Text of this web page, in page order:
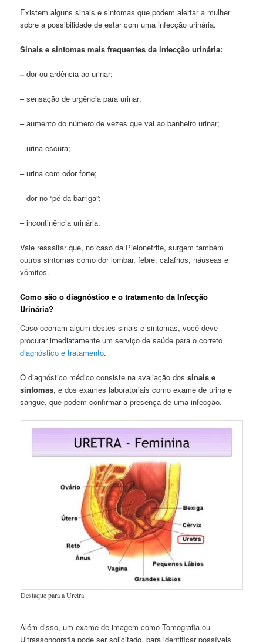
Existem alguns sinais e sintomas que podem alertar a mulher
sobre a possibilidade de estar com uma infecção urinária.
Sinais e sintomas mais frequentes da infecção urinária:
–dor ou ardência ao urinar;
– sensação de urgência para urinar;
– aumento do número de vezes que vai ao banheiro urinar;
– urina escura;
– urina com odor forte;
– dor no “pé da barriga”;
– incontinência urinária.
Vale ressaltar que, no caso da Pielonefrite, surgem também
outros sintomas como dor lombar, febre, calafrios, náuseas e
vômitos.
Como são o diagnóstico e o tratamento da Infecção
Urinária?
Caso ocorram algum destes sinais e sintomas, você deve
procurar imediatamente um serviço de saúde para o correto
diagnóstico e tratamento.
O diagnóstico médico consiste na avaliação dossinais e
sintomas, e dos exames laboratoriais como exame de urina e
sangue, que podem confirmar a presença de uma infecção.
Destaque para a Uretra
Além disso, um exame de imagem como Tomografia ou
Ultrassonografia pode ser solicitado, para identificar possíveis